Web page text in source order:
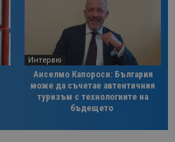
Интервю
Анселмо Капороси: България
може да съчетае автентичния
туризъм с технологиите на
бъдещето